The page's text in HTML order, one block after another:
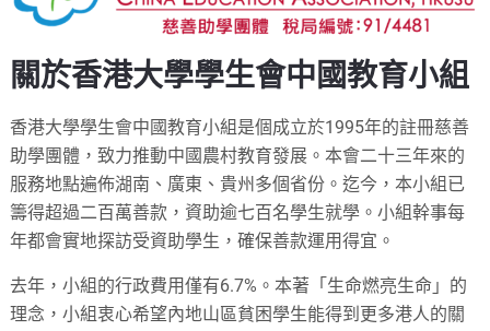
關於香港大學學生會中國教育小組
香港大學學生會中國教育小組是個成立於1995年的註冊慈善
助學團體，致力推動中國農村教育發展。本會二十三年來的
服務地點遍佈湖南、廣東、貴州多個省份。迄今，本小組已
籌得超過二百萬善款，資助逾七百名學生就學。小組幹事每
年都會實地探訪受資助學生，確保善款運用得宜。
去年，小組的行政費用僅有6.7%。本著「生命燃亮生命」的
理念，小組衷心希望內地山區貧困學生能得到更多港人的關